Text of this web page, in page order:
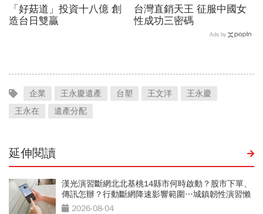
「好菇道」投資十八億 創
造台日雙贏
台灣直銷天王 征服中國女
性成功三密碼
Ads by
企業 王永慶遺產 台塑 王文洋
王永慶
王永在
遺產分配
延伸閱讀
漢光演習斷網北北基桃14縣市何時啟動？股市下單、
傳訊怎辦？行動斷網降速影響範圍…城鎮韌性演習懶
人包2026-08-04